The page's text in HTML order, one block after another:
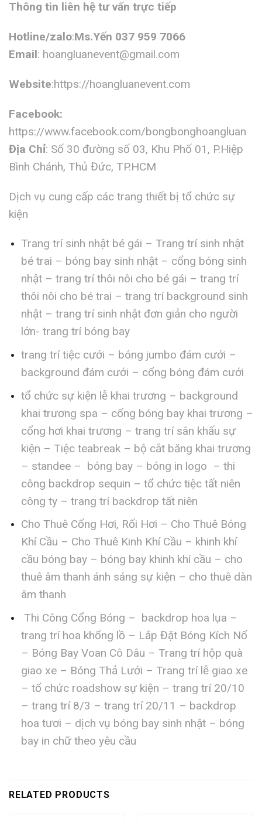
Thông tin liên hệ tư vấn trực tiếp
Hotline/zalo:Ms.Yến 037 959 7066
Email: hoangluanevent@gmail.com
Website:https://hoangluanevent.com
Facebook:
https://www.facebook.com/bongbonghoangluan
Địa Chỉ: Số 30 đường số 03, Khu Phố 01, P.Hiệp
Bình Chánh, Thủ Đức, TP.HCM
Dịch vụ cung cấp các trang thiết bị tổ chức sự
kiện
Trang trí sinh nhật bé gái – Trang trí sinh nhật
bé trai – bóng bay sinh nhật – cổng bóng sinh
nhật – trang trí thôi nôi cho bé gái – trang trí
thôi nôi cho bé trai – trang trí background sinh
nhật – trang trí sinh nhật đơn giản cho người
lớn- trang trí bóng bay
trang trí tiệc cưới – bóng jumbo đám cưới –
background đám cưới – cổng bóng đám cưới
tổ chức sự kiện lễ khai trương – background
khai trương spa – cổng bóng bay khai trương –
cổng hơi khai trương – trang trí sân khấu sự
kiện – Tiệc teabreak – bộ cắt băng khai trương
– standee – bóng bay – bóng in logo – thi
công backdrop sequin – tổ chức tiệc tất niên
công ty – trang trí backdrop tất niên
Cho Thuê Cổng Hơi, Rối Hơi – Cho Thuê Bóng
Khí Cầu – Cho Thuê Kinh Khí Cầu – khinh khí
cầu bóng bay – bóng bay khinh khí cầu – cho
thuê âm thanh ánh sáng sự kiện – cho thuê dàn
âm thanh
Thi Công Cổng Bóng – backdrop hoa lụa –
trang trí hoa khổng lồ – Lắp Đặt Bóng Kích Nổ
– Bóng Bay Voan Cô Dâu – Trang trí hộp quà
giao xe – Bóng Thả Lưới – Trang trí lễ giao xe
– tổ chức roadshow sự kiện – trang trí 20/10
– trang trí 8/3 – trang trí 20/11 – backdrop
hoa tươi – dịch vụ bóng bay sinh nhật – bóng
bay in chữ theo yêu cầu
RELATED PRODUCTS